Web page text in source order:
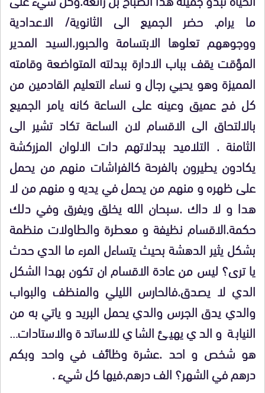
ما يرام. حضر الجميع الى الثانوية/ الاعدادية
ووجوههم تعلوها الابتسامة والحبور.السيد المدير
المؤقت يقف بباب الادارة ببدلته المتواضعة وقامته
المميزة وهو يحيي رجال و نساء التعليم القادمين من
كل فج عميق وعينه على الساعة كانه يامر الجميع
بالالتحاق الى الاقسام لان الساعة تكاد تشير الى
الثامنة . التلاميد ببدلاتهم دات الالوان المزركشة
يكادون يطيرون بالفرحة كالفراشات منهم من يحمل
على ظهره و منهم من يحمل في يديه و منهم من لا
هدا و لا داك .سبحان الله يخلق ويفرق وفي دلك
حكمة.الاقسام نظيفة و معطرة والطاولات منظمة
بشكل يثير الدهشة بحيث يتساءل المرء ما الدي حدث
يا ترى؟ ليس من عادة الاقسام ان تكون بهدا الشكل
الدي لا يصدق.فالحارس الليلي والمنظف والبواب
والدي يدق الجرس والدي يحمل البريد و ياتي به من
النيابة و الدي يهيئ الشاي للاساتدة والاستادات…
هو شخص و احد .عشرة وظائف في واحد وبكم
درهم في الشهر؟ الف درهم.فيها كل شيء .